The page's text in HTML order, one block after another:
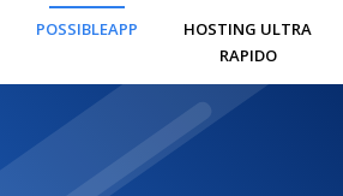
POSSIBLEAPP
HOSTING ULTRA
RAPIDO